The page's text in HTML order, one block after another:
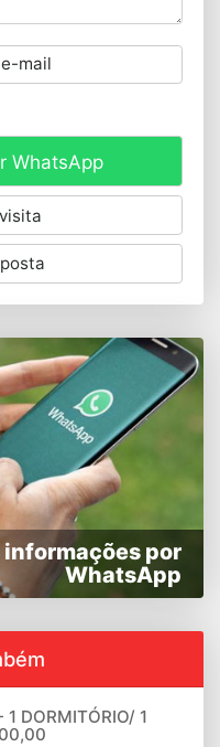
mail
WhatsApp
por
WhatsApp
DORMITÓRIO/ 1